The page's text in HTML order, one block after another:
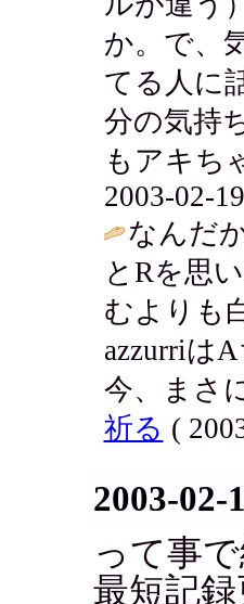
か。で、
てる人に
分の気持
もアキち
2003-02-
なんだ
とRを思
むよりも
azzurriは
今、まさ
祈る (
2003-
って事
最短記録